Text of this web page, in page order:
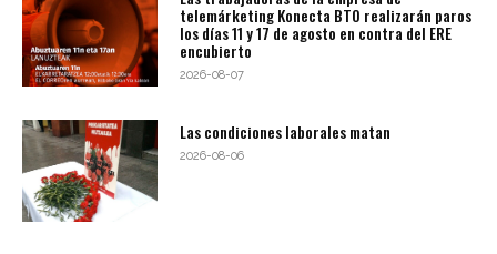
telemárketing Konecta BTO realizarán paros
los días 11 y 17 de agosto en contra del ERE
encubierto
2026-08-07
Las condiciones laborales matan
2026-08-06